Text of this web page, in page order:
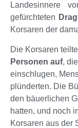
Landesinnere
gefürchteten
Korsaren der
Die Korsaren
Personen auf,
einschlugen,
plünderten. Die
den bäuerlichen
hatten, und noch
Korsaren aus der